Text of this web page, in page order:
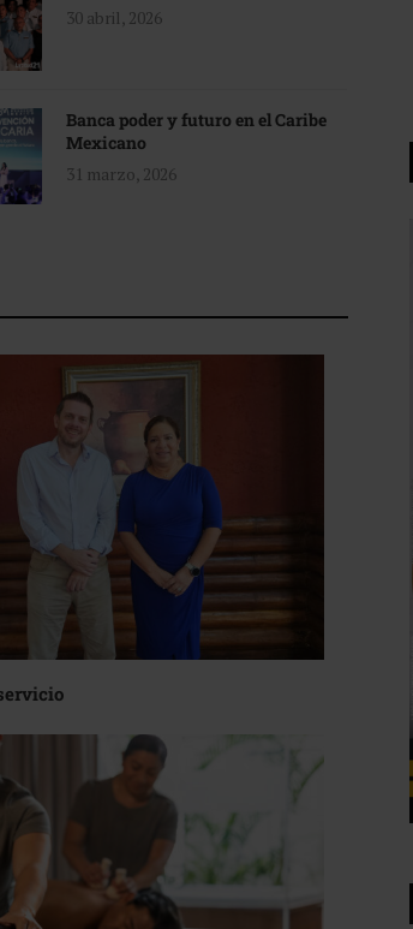
30 abril, 2026
Banca poder y futuro en el Caribe
Mexicano
31 marzo, 2026